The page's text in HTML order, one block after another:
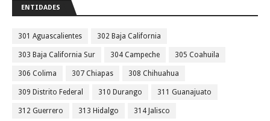
ENTIDADES
301 Aguascalientes 302 Baja California
303 Baja California Sur 304 Campeche 305 Coahuila
306 Colima 307 Chiapas 308 Chihuahua
309 Distrito Federal 310 Durango 311 Guanajuato
312 Guerrero 313 Hidalgo 314 Jalisco